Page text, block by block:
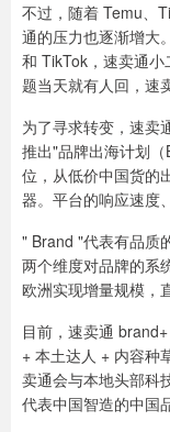
不过，随着 Temu、
通的压力也逐渐增大
和 TikTok，速卖通
题当天就有人回，速
为了寻求转变，速卖
推出"品牌出海计划
位，从低价中国货的
器。平台的响应速度
" Brand "代表有品质
两个维度对品牌的系
欧洲实现增量规模，
目前，速卖通
+ 本土达人 + 内容种
卖通会与本地头部科
代表中国智造的中国